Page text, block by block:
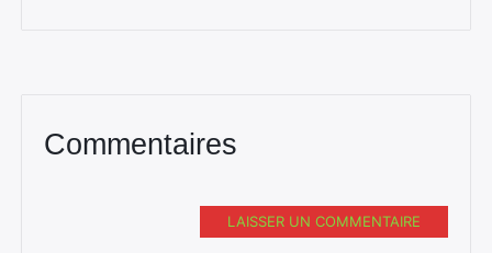
Commentaires
LAISSER UN COMMENTAIRE